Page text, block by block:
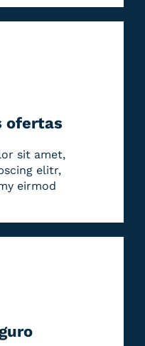
ofertas
sit amet,
elitr,
eirmod